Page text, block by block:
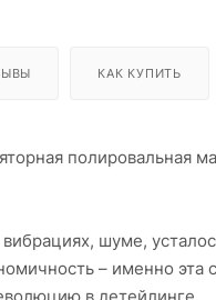
КАК КУПИТЬ
полировальная
шуме,
– именно эта